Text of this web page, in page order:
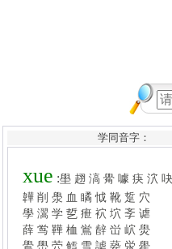
学同音字：
xue:壆 趐 滈 觷 噱 疦 泬 吷 泧
学 疶 袕 坹 斈 谑
鞾 桖 鴬 辪 峃 岤 燢
茓 鳕 雪 謔 蒆 泶 雤
辥
更多和“xue”同拼音 >>